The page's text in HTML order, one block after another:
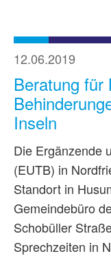
12.06.2019
Beratung für
Inseln
Die Ergänzende
(EUTB) in
Standort in
Gemeindebüro
Schobüller
Sprechzeiten in